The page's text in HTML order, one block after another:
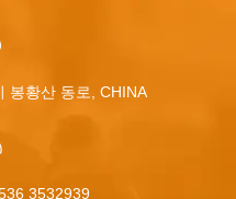
봉황산 동로, CHINA
3532939